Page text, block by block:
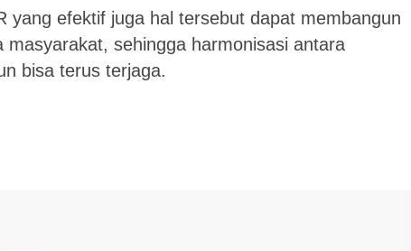
yang efektif juga hal tersebut dapat membangun
sehingga harmonisasi antara
bisa terus terjaga.